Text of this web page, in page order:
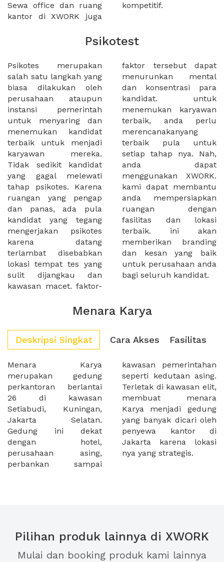
Sewa office dan ruang
kantor di XWORK juga
kompetitif.
Psikotest
Psikotes merupakan
salah satu langkah yang
biasa dilakukan oleh
perusahaan ataupun
instansi pemerintah
untuk menyaring dan
menemukan kandidat
terbaik untuk menjadi
karyawan mereka.
Tidak sedikit kandidat
yang gagal melewati
tahap psikotes. Karena
ruangan yang pengap
dan panas, ada pula
kandidat yang tegang
mengerjakan psikotes
karena datang
terlambat disebabkan
lokasi tempat tes yang
sulit dijangkau dan
kawasan macet. faktor-
faktor tersebut dapat
menurunkan mental
dan konsentrasi para
kandidat. untuk
menemukan karyawan
terbaik, anda perlu
merencanakanyang
terbaik pula untuk
setiap tahap nya. Nah,
anda dapat
menggunakan XWORK.
kami dapat membantu
anda mempersiapkan
ruangan dengan
fasilitas dan lokasi
terbaik. ini akan
memberikan branding
dan kesan yang baik
untuk perusahaan anda
bagi seluruh kandidat.
Menara Karya
Deskripsi Singkat Cara Akses Fasilitas
Menara Karya
merupakan gedung
perkantoran berlantai
26 di kawasan
Setiabudi, Kuningan,
Jakarta Selatan.
Gedung ini dekat
dengan hotel,
perusahaan asing,
perbankan sampai
kawasan pemerintahan
seperti kedutaan asing.
Terletak di kawasan elit,
membuat menara
Karya menjadi gedung
yang banyak dicari oleh
penyewa kantor di
Jakarta karena lokasi
nya yang strategis.
Pilihan produk lainnya di XWORK
Mulai dan booking produk kami lainnya